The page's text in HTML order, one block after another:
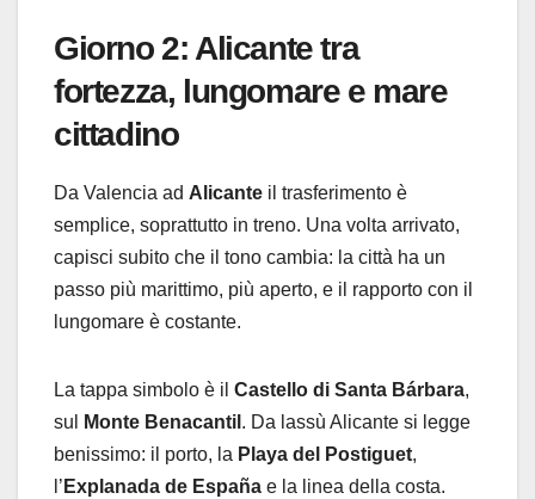
Giorno 2: Alicante tra
fortezza, lungomare e mare
cittadino
Da Valencia ad Alicante il trasferimento è
semplice, soprattutto in treno. Una volta arrivato,
capisci subito che il tono cambia: la città ha un
passo più marittimo, più aperto, e il rapporto con il
lungomare è costante.
La tappa simbolo è il Castello di Santa Bárbara,
sul
Monte Benacantil . Da lassù Alicante si legge
benissimo: il porto, la Playa del Postiguet,
l’ Explanada de España e la linea della costa.